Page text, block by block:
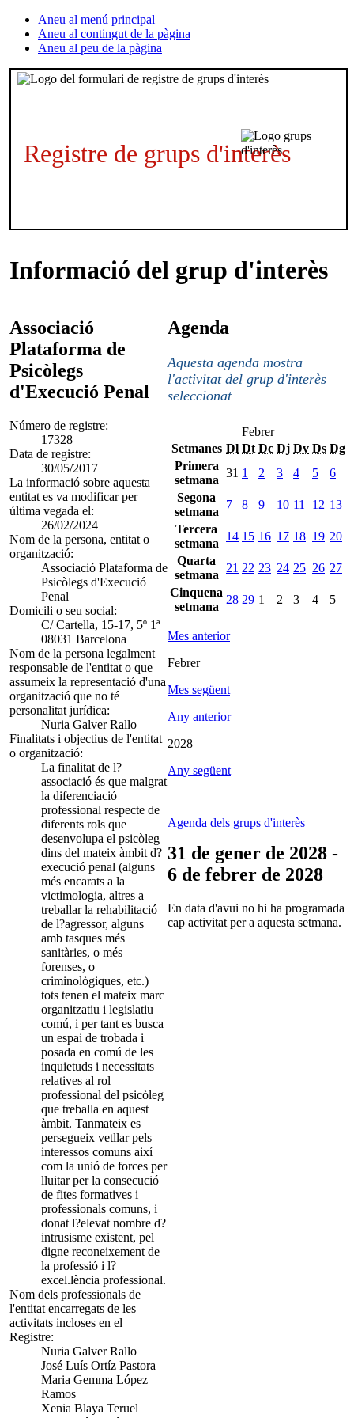
Aneu al menú principal
Aneu al contingut de la pàgina
Aneu al peu de la pàgina
Registre de grups d'interès
Informació del grup d'interès
Associació
Plataforma de
Psicòlegs
d'Execució Penal
Número de registre:
17328
Data de registre:
30/05/2017
La informació sobre aquesta
entitat es va modificar per
última vegada el:
26/02/2024
Nom de la persona, entitat o
organització:
Associació Plataforma de
Psicòlegs d'Execució
Penal
Domicili o seu social:
C/ Cartella, 15-17, 5º 1ª
08031 Barcelona
Nom de la persona legalment
responsable de l'entitat o que
assumeix la representació d'una
organització que no té
personalitat jurídica:
Nuria Galver Rallo
Finalitats i objectius de l'entitat
o organització:
La finalitat de l?
associació és que malgrat
la diferenciació
professional respecte de
diferents rols que
desenvolupa el psicòleg
dins del mateix àmbit d?
execució penal (alguns
més encarats a la
victimologia, altres a
treballar la rehabilitació
de l?agressor, alguns
amb tasques més
sanitàries, o més
forenses, o
criminològiques, etc.)
tots tenen el mateix marc
organitzatiu i legislatiu
comú, i per tant es busca
un espai de trobada i
posada en comú de les
inquietuds i necessitats
relatives al rol
professional del psicòleg
que treballa en aquest
àmbit. Tanmateix es
persegueix vetllar pels
interessos comuns així
com la unió de forces per
lluitar per la consecució
de fites formatives i
professionals comuns, i
donat l?elevat nombre d?
intrusisme existent, pel
digne reconeixement de
la professió i l?
excel.lència professional.
Nom dels professionals de
l'entitat encarregats de les
activitats incloses en el
Registre:
Nuria Galver Rallo
José Luís Ortíz Pastora
Maria Gemma López
Ramos
Xenia Blaya Teruel
Agenda
Aquesta agenda mostra
l'activitat del grup d'interès
seleccionat
Febrer
Setmanes Dl Dt Dc Dj Dv Ds Dg
Primera
setmana
31 1 2 3 4 5
6
Segona
setmana
7 8 9 10 11 12 13
Tercera
setmana
14 15 16 17 18 19 20
Quarta
setmana
21 22 23 24 25 26 27
Cinquena
setmana
28 29 1 2 3 4 5
Mes anterior
Febrer
Mes següent
Any anterior
2028
Any següent
Agenda dels grups d'interès
31 de gener de 2028 -
6 de febrer de 2028
En data d'avui no hi ha programada
cap activitat per a aquesta setmana.